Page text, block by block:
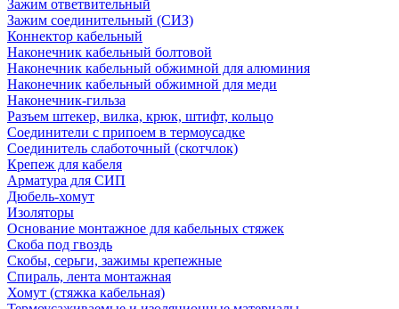
Зажим ответвительный
Зажим соединительный (СИЗ)
Коннектор кабельный
Наконечник кабельный болтовой
Наконечник кабельный обжимной для алюминия
Наконечник кабельный обжимной для меди
Наконечник-гильза
Разъем штекер, вилка, крюк, штифт, кольцо
Соединители с припоем в термоусадке
Соединитель слаботочный (скотчлок)
Крепеж для кабеля
Арматура для СИП
Дюбель-хомут
Изоляторы
Основание монтажное для кабельных стяжек
Скоба под гвоздь
Скобы, серьги, зажимы крепежные
Спираль, лента монтажная
Хомут (стяжка кабельная)